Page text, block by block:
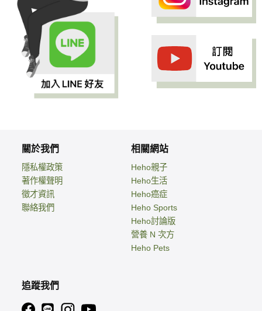
關於我們
隱私權政策
著作權聲明
徵才資訊
聯絡我們
相關網站
Heho親子
Heho生活
Heho癌症
Heho Sports
Heho討論版
營養 N 次方
Heho Pets
追蹤我們